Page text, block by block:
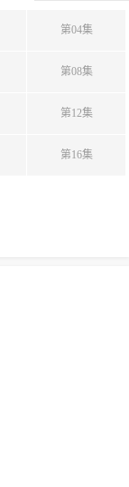
第04集
第08集
第12集
第16集